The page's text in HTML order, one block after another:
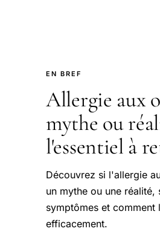
EN BREF
Allergie aux
mythe ou
l'essentiel à
Découvrez si l'allergie
un mythe ou une réalité,
symptômes et comment
efficacement.